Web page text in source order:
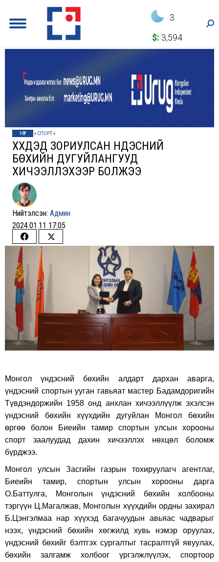
3
$: 3,594
НҮҮР » СПОРТ»
ХҮҮХДЭД ЗОРИУЛСАН ҮНДЭСНИЙ
БӨХИЙН ДУГУЙЛАНГУУД
ХИЧЭЭЛЛЭХЭЭР БОЛЖЭЭ
Нийтэлсэн: Админ
2024.01.11 17:05
Share
Facebook
Share
Монгол үндэсний бөхийн алдарт дархан аварга,
үндэсний спортын ууган гавьяат мастер Бадамдоригийн
Түвдэндоржийн 1958 онд анхлан хичээллүүлж эхэлсэн
үндэсний бөхийн хүүхдийн дугуйлан Монгол бөхийн
өргөө болон Биеийн тамир спортын улсын хорооны
спорт заалуудад дахин хичээллэх нөхцөл боломж
бүрджээ.
Монгол улсын Засгийн газрын тохируулагч агентлаг,
Биеийн тамир, спортын улсын хорооны дарга
О.Баттулга, Монголын үндэсний бөхийн холбооны
тэргүүн Ц.Магалжав, Монголын хүүхдийн ордны захирал
Б.Цэнгэлмаа нар хүүхэд багачуудын авьяас чадварыг
нээх, үндэсний бөхийн хөгжилд хувь нэмэр оруулах,
үндэсний бөхийг бэлтгэх сургалтыг тасралтгүй явуулах,
бөхийн залгамж холбоог үргэлжлүүлэх, спортоор